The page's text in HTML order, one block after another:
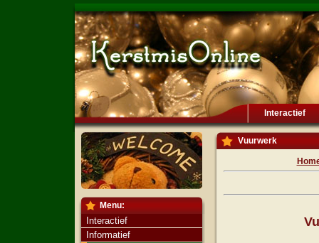
Interactief
Menu:
Interactief
Informatief
Vuurwerk